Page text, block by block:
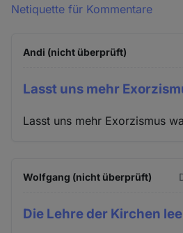
Netiquette für Kommentare
Andi (nicht überprüft)
Lasst uns mehr
Lasst uns mehr Exorzismus
Wolfgang (nicht überprüft)
Die Lehre der Kirchen